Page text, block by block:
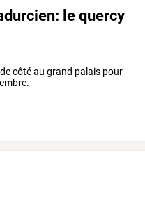
le quercy
côté au grand palais pour